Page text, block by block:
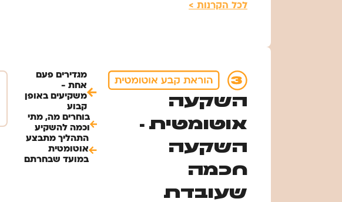
לכל הקרנות >
השקעה
אוטומטית -
השקעה
חכמה
שעובדת
מגדירים פעם
אחת -
משקיעים באופן
קבוע
בוחרים מה, מתי
וכמה להשקיע
התהליך מתבצע
אוטומטית
במועד שבחרתם ​